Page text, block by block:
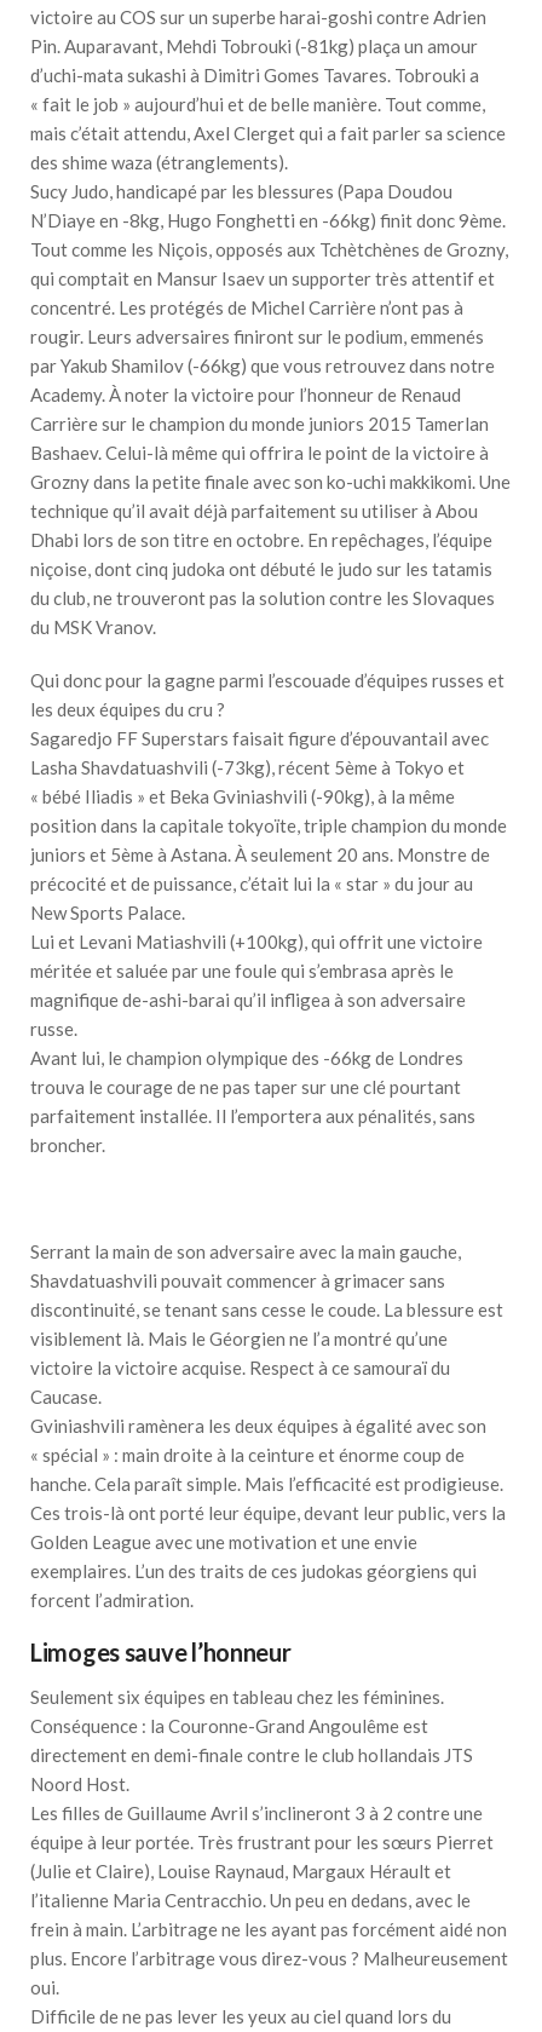
victoire au COS sur un superbe harai-goshi contre Adrien
Pin. Auparavant, Mehdi Tobrouki (-81kg) plaça un amour
d’uchi-mata sukashi à Dimitri Gomes Tavares. Tobrouki a
« fait le job » aujourd’hui et de belle manière. Tout comme,
mais c’était attendu, Axel Clerget qui a fait parler sa science
des shime waza (étranglements).
Sucy Judo, handicapé par les blessures (Papa Doudou
N’Diaye en -8kg, Hugo Fonghetti en -66kg) finit donc 9ème.
Tout comme les Niçois, opposés aux Tchètchènes de Grozny,
qui comptait en Mansur Isaev un supporter très attentif et
concentré. Les protégés de Michel Carrière n’ont pas à
rougir. Leurs adversaires finiront sur le podium, emmenés
par Yakub Shamilov (-66kg) que vous retrouvez dans notre
Academy. À noter la victoire pour l’honneur de Renaud
Carrière sur le champion du monde juniors 2015 Tamerlan
Bashaev. Celui-là même qui offrira le point de la victoire à
Grozny dans la petite finale avec son ko-uchi makkikomi. Une
technique qu’il avait déjà parfaitement su utiliser à Abou
Dhabi lors de son titre en octobre. En repêchages, l’équipe
niçoise, dont cinq judoka ont débuté le judo sur les tatamis
du club, ne trouveront pas la solution contre les Slovaques
du MSK Vranov.
Qui donc pour la gagne parmi l’escouade d’équipes russes et
les deux équipes du cru ?
Sagaredjo FF Superstars faisait figure d’épouvantail avec
Lasha Shavdatuashvili (-73kg), récent 5ème à Tokyo et
« bébé Iliadis » et Beka Gviniashvili (-90kg), à la même
position dans la capitale tokyoïte, triple champion du monde
juniors et 5ème à Astana. À seulement 20 ans. Monstre de
précocité et de puissance, c’était lui la « star » du jour au
New Sports Palace.
Lui et Levani Matiashvili (+100kg), qui offrit une victoire
méritée et saluée par une foule qui s’embrasa après le
magnifique de-ashi-barai qu’il infligea à son adversaire
russe.
Avant lui, le champion olympique des -66kg de Londres
trouva le courage de ne pas taper sur une clé pourtant
parfaitement installée. Il l’emportera aux pénalités, sans
broncher.
Serrant la main de son adversaire avec la main gauche,
Shavdatuashvili pouvait commencer à grimacer sans
discontinuité, se tenant sans cesse le coude. La blessure est
visiblement là. Mais le Géorgien ne l’a montré qu’une
victoire la victoire acquise. Respect à ce samouraï du
Caucase.
Gviniashvili ramènera les deux équipes à égalité avec son
« spécial » : main droite à la ceinture et énorme coup de
hanche. Cela paraît simple. Mais l’efficacité est prodigieuse.
Ces trois-là ont porté leur équipe, devant leur public, vers la
Golden League avec une motivation et une envie
exemplaires. L’un des traits de ces judokas géorgiens qui
forcent l’admiration.
Limoges sauve l’honneur
Seulement six équipes en tableau chez les féminines.
Conséquence : la Couronne-Grand Angoulême est
directement en demi-finale contre le club hollandais JTS
Noord Host.
Les filles de Guillaume Avril s’inclineront 3 à 2 contre une
équipe à leur portée. Très frustrant pour les sœurs Pierret
(Julie et Claire), Louise Raynaud, Margaux Hérault et
l’italienne Maria Centracchio. Un peu en dedans, avec le
frein à main. L’arbitrage ne les ayant pas forcément aidé non
plus. Encore l’arbitrage vous direz-vous ? Malheureusement
oui.
Difficile de ne pas lever les yeux au ciel quand lors du